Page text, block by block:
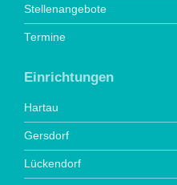
Stellenangebote
Termine
Einrichtungen
Hartau
Gersdorf
Lückendorf